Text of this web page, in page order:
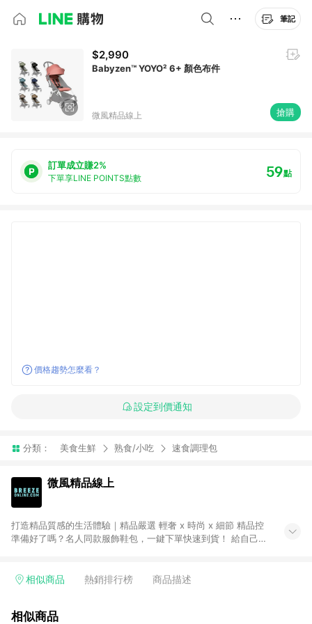
筆記
$2,990
Babyzen™ YOYO² 6+ 顏色布件
微風精品線上 搶購
訂單成立賺2%
下單享LINE POINTS點數 59點
價格趨勢怎麼看？
設定到價通知
分類： 美食生鮮 熟食/小吃 速食調理包
微風精品線上
打造精品質感的生活體驗｜精品嚴選 輕奢 x 時尚 x 細節 精品控
準備好了嗎？名人同款服飾鞋包，一鍵下單快速到貨！ 給自己一
一瀏覽器於 24 小時內結帳才享有回饋，點數將於廠商出貨後 30
Breeze Beauty；其餘商品皆不享點數回饋。）
相似商品 熱銷排行榜 商品描述
相似商品